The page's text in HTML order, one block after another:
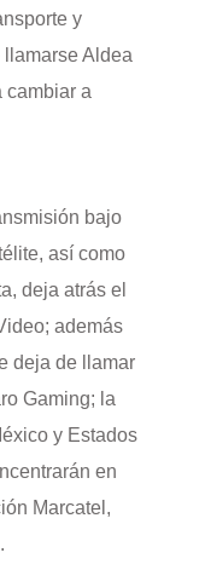
y
Aldea
cambiar a
bajo
así como
deja atrás el
además
deja de llamar
Gaming; la
y Estados
en
Marcatel,